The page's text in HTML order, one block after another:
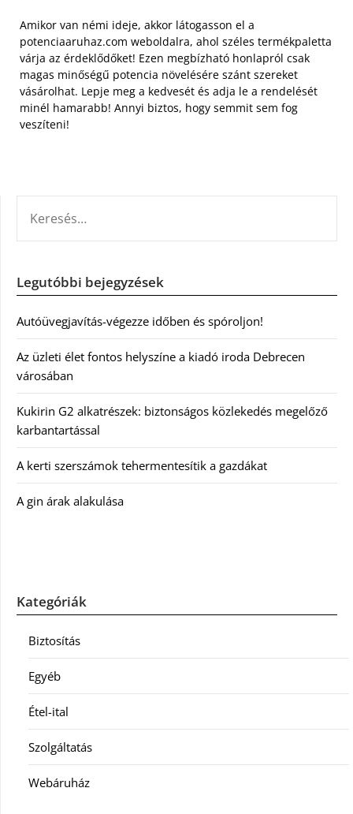
Amikor van némi ideje, akkor látogasson el a
potenciaaruhaz.com weboldalra, ahol széles termékpaletta
várja az érdeklődőket! Ezen megbízható honlapról csak
magas minőségű potencia növelésére szánt szereket
vásárolhat. Lepje meg a kedvesét és adja le a rendelését
minél hamarabb! Annyi biztos, hogy semmit sem fog
veszíteni!
Legutóbbi bejegyzések
Autóüvegjavítás-végezze időben és spóroljon!
Az üzleti élet fontos helyszíne a kiadó iroda Debrecen
városában
Kukirin G2 alkatrészek: biztonságos közlekedés megelőző
karbantartással
A kerti szerszámok tehermentesítik a gazdákat
A gin árak alakulása
Kategóriák
Biztosítás
Egyéb
Étel-ital
Szolgáltatás
Webáruház